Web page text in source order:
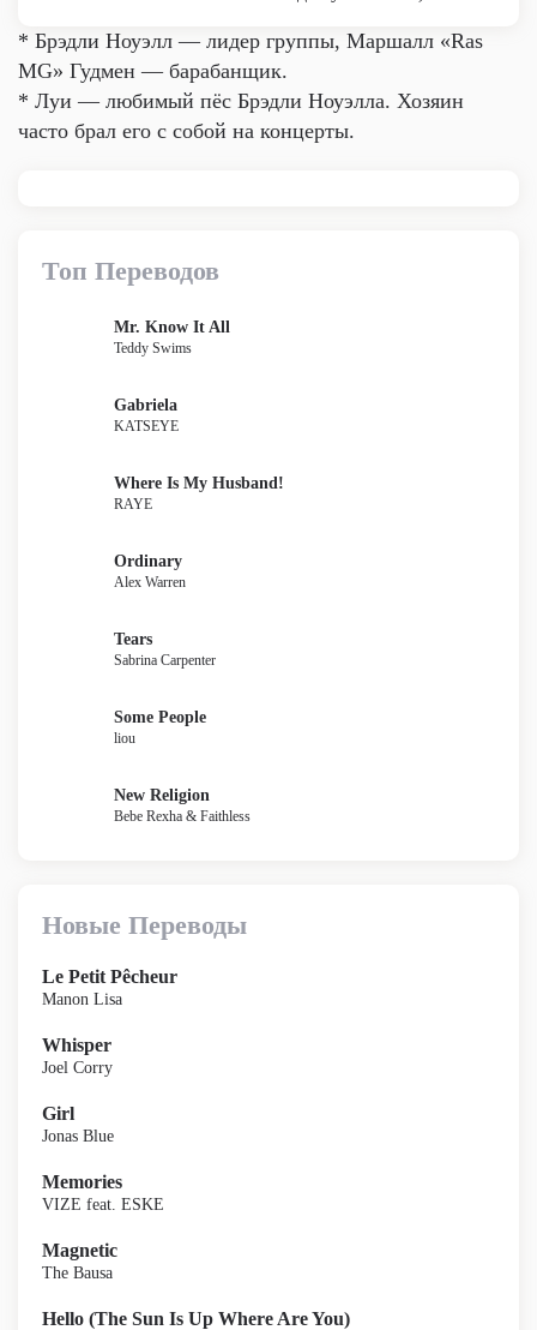
* Брэдли Ноуэлл — лидер группы, Маршалл «Ras
MG» Гудмен — барабанщик.
* Луи — любимый пёс Брэдли Ноуэлла. Хозяин
часто брал его с собой на концерты.
Топ Переводов
Mr. Know It All
Teddy Swims
Gabriela
KATSEYE
Where Is My Husband!
RAYE
Ordinary
Alex Warren
Tears
Sabrina Carpenter
Some People
liou
New Religion
Bebe Rexha & Faithless
Новые Переводы
Le Petit Pêcheur
Manon Lisa
Whisper
Joel Corry
Girl
Jonas Blue
Memories
VIZE feat. ESKE
Magnetic
The Bausa
Hello (The Sun Is Up Where Are You)